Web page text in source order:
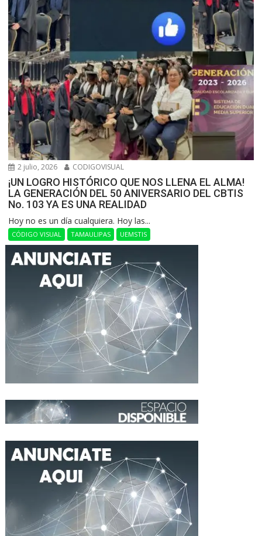
2 julio, 2026 CODIGOVISUAL
¡UN LOGRO HISTÓRICO QUE NOS LLENA EL ALMA!
LA GENERACIÓN DEL 50 ANIVERSARIO DEL CBTIS
No. 103 YA ES UNA REALIDAD
Hoy no es un día cualquiera. Hoy las...
CÓDIGO VISUAL TAMAULIPAS UEMSTIS